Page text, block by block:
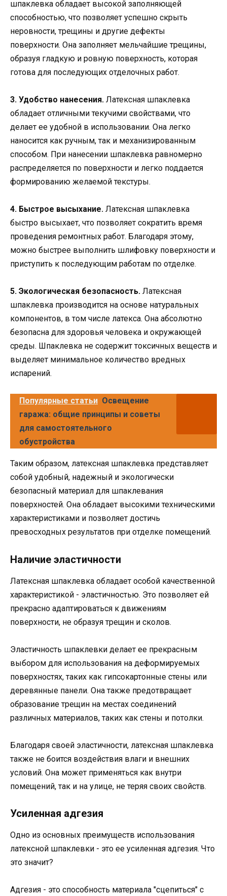
шпаклевка обладает высокой заполняющей
способностью, что позволяет успешно скрыть
неровности, трещины и другие дефекты
поверхности. Она заполняет мельчайшие трещины,
образуя гладкую и ровную поверхность, которая
готова для последующих отделочных работ.
3. Удобство нанесения. Латексная шпаклевка
обладает отличными текучими свойствами, что
делает ее удобной в использовании. Она легко
наносится как ручным, так и механизированным
способом. При нанесении шпаклевка равномерно
распределяется по поверхности и легко поддается
формированию желаемой текстуры.
4. Быстрое высыхание. Латексная шпаклевка
быстро высыхает, что позволяет сократить время
проведения ремонтных работ. Благодаря этому,
можно быстрее выполнить шлифовку поверхности и
приступить к последующим работам по отделке.
5. Экологическая безопасность. Латексная
шпаклевка производится на основе натуральных
компонентов, в том числе латекса. Она абсолютно
безопасна для здоровья человека и окружающей
среды. Шпаклевка не содержит токсичных веществ и
выделяет минимальное количество вредных
испарений.
Популярные статьи Освещение
гаража: общие принципы и советы
для самостоятельного
обустройства
Таким образом, латексная шпаклевка представляет
собой удобный, надежный и экологически
безопасный материал для шпаклевания
поверхностей. Она обладает высокими техническими
характеристиками и позволяет достичь
превосходных результатов при отделке помещений.
Наличие эластичности
Латексная шпаклевка обладает особой качественной
характеристикой - эластичностью. Это позволяет ей
прекрасно адаптироваться к движениям
поверхности, не образуя трещин и сколов.
Эластичность шпаклевки делает ее прекрасным
выбором для использования на деформируемых
поверхностях, таких как гипсокартонные стены или
деревянные панели. Она также предотвращает
образование трещин на местах соединений
различных материалов, таких как стены и потолки.
Благодаря своей эластичности, латексная шпаклевка
также не боится воздействия влаги и внешних
условий. Она может применяться как внутри
помещений, так и на улице, не теряя своих свойств.
Усиленная адгезия
Одно из основных преимуществ использования
латексной шпаклевки - это ее усиленная адгезия. Что
это значит?
Адгезия - это способность материала "сцепиться" с